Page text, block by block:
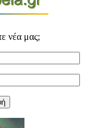
νέα μας;